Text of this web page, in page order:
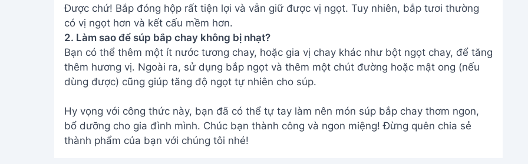
Được chứ! Bắp đóng hộp rất tiện lợi và vẫn giữ được vị ngọt. Tuy nhiên, bắp tươi thường
có vị ngọt hơn và kết cấu mềm hơn.
2. Làm sao để súp bắp chay không bị nhạt?
Bạn có thể thêm một ít nước tương chay, hoặc gia vị chay khác như bột ngọt chay, để tăng
thêm hương vị. Ngoài ra, sử dụng bắp ngọt và thêm một chút đường hoặc mật ong (nếu
dùng được) cũng giúp tăng độ ngọt tự nhiên cho súp.
Hy vọng với công thức này, bạn đã có thể tự tay làm nên món súp bắp chay thơm ngon,
bổ dưỡng cho gia đình mình. Chúc bạn thành công và ngon miệng! Đừng quên chia sẻ
thành phẩm của bạn với chúng tôi nhé!